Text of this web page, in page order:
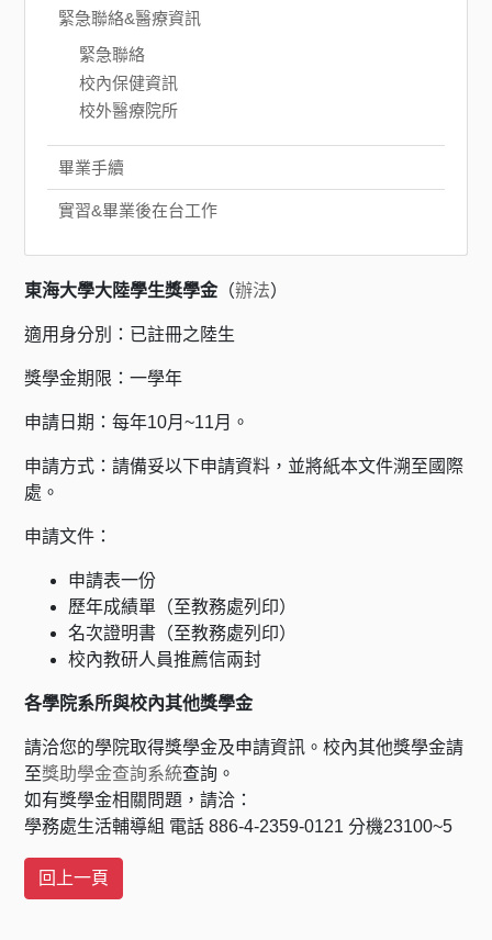
緊急聯絡&醫療資訊
緊急聯絡
校內保健資訊
校外醫療院所
畢業手續
實習&畢業後在台工作
東海大學大陸學生獎學金（辦法）
適用身分別：已註冊之陸生
獎學金期限：一學年
申請日期：每年10月~11月。
申請方式：請備妥以下申請資料，並將紙本文件溯至國際
處。
申請文件：
申請表一份
歷年成績單（至教務處列印）
名次證明書（至教務處列印）
校內教研人員推薦信兩封
各學院系所與校內其他獎學金
請洽您的學院取得獎學金及申請資訊。校內其他獎學金請
至獎助學金查詢系統查詢。
如有獎學金相關問題，請洽：
學務處生活輔導組 電話 886-4-2359-0121 分機23100~5